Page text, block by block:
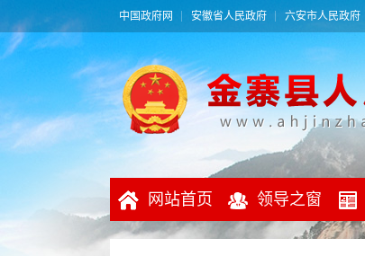
中国政府网 安徽省人民政府 六安市人民政府
网站首页 领导之窗